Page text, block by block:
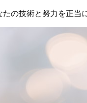
たの技術と努力を正